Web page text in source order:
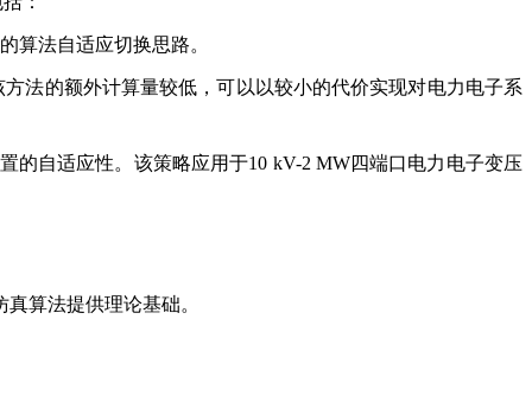
算法自适应切换思路。
法的额外计算量较低，可以以较小的代价实现对电力电子系
自适应性。该策略应用于10 kV-2 MW四端口电力电子变压
算法提供理论基础。